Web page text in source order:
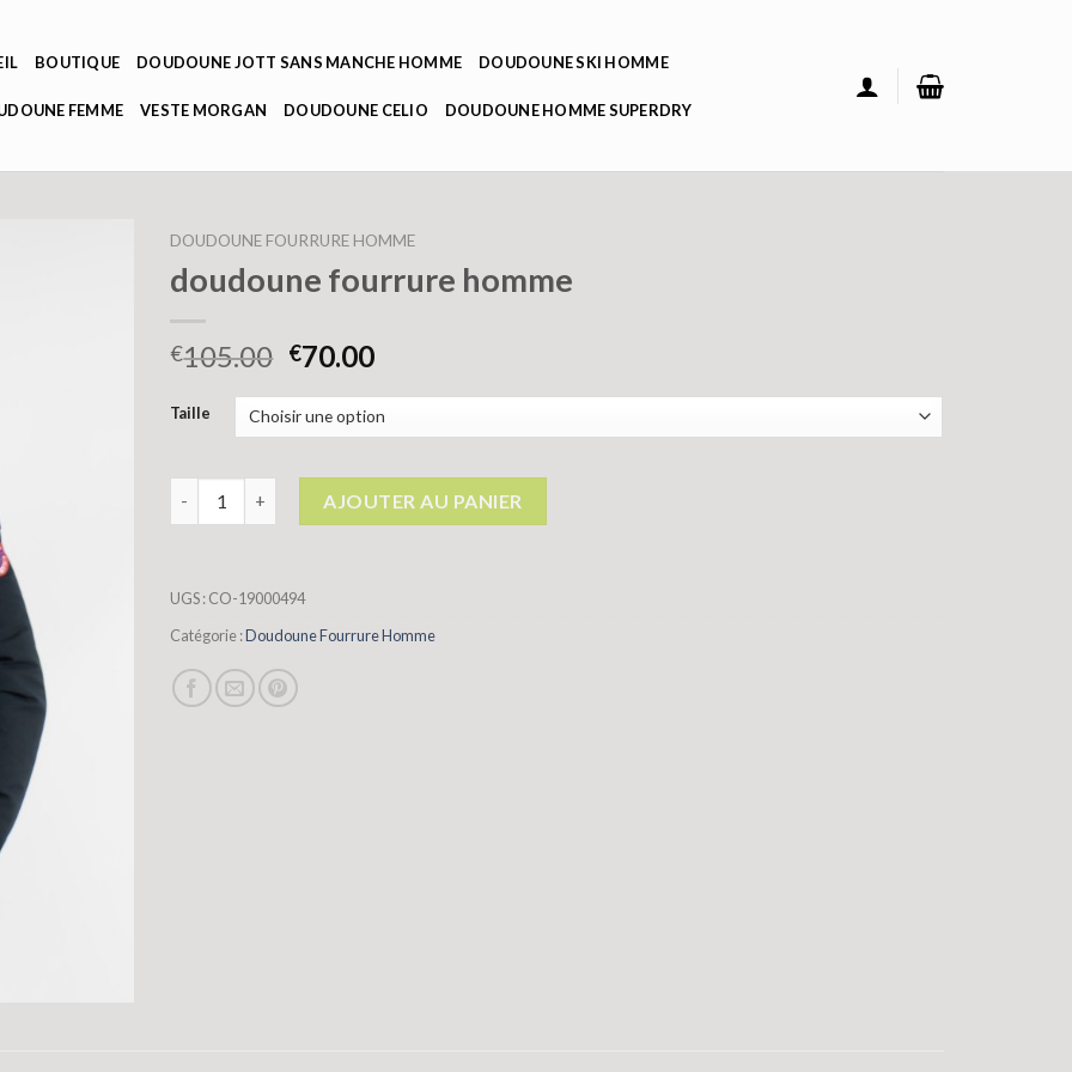
BOUTIQUE DOUDOUNE JOTT SANS MANCHE HOMME DOUDOUNE SKI HOMME
FEMME VESTE MORGAN DOUDOUNE CELIO DOUDOUNE HOMME SUPERDRY
DOUDOUNE FOURRURE HOMME
doudoune fourrure homme
€105.00 €70.00
Taille
AJOUTER AU PANIER
UGS :CO-19000494
Catégorie :Doudoune Fourrure Homme